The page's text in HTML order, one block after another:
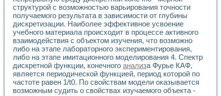
структурой с возможностью варьирования точности
получаемого результата в зависимости от глубины
дискретизации. Наиболее эффективное усвоение
учебного материала происходит в процессе активного
взаимодействия с объектом изучения, что возможно
либо на этапе лабораторного экспериментирования,
либо на этапе имитационного моделирования 4. Спектр
дискретной функции, конечного анализа Фурье КАФ,
является периодической функцией, период которой по
частоте равен 1/t0. По свойствам модели оказывается
возможным судить о свойствах изучаемого объекта -